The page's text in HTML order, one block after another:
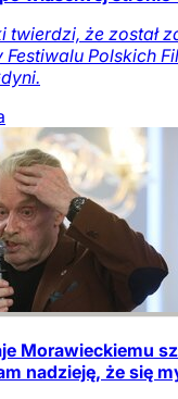
twierdzi, że został
Festiwalu Polskich
Morawieckiemu
nadzieję, że się